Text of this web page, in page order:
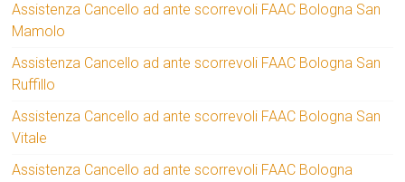
Assistenza Cancello ad ante scorrevoli FAAC Bologna San
Mamolo
Assistenza Cancello ad ante scorrevoli FAAC Bologna San
Ruffillo
Assistenza Cancello ad ante scorrevoli FAAC Bologna San
Vitale
Assistenza Cancello ad ante scorrevoli FAAC Bologna